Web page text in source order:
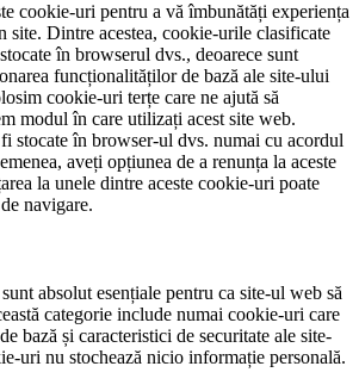
cookie-uri pentru a vă îmbunătăți experiența
site. Dintre acestea, cookie-urile clasificate
în browserul dvs., deoarece sunt
funcționalităților de bază ale site-ului
cookie-uri terțe care ne ajută să
modul în care utilizați acest site web.
stocate în browser-ul dvs. numai cu acordul
aveți opțiunea de a renunța la aceste
la unele dintre aceste cookie-uri poate
navigare.
absolut esențiale pentru ca site-ul web să
categorie include numai cookie-uri care
bază și caracteristici de securitate ale site-
uri nu stochează nicio informație personală.